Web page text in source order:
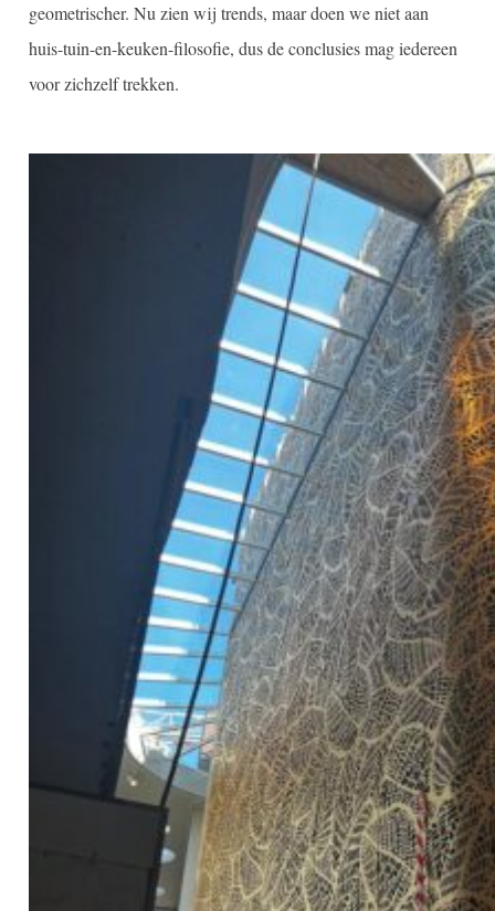
geometrischer. Nu zien wij trends, maar doen we niet aan
huis-tuin-en-keuken-filosofie, dus de conclusies mag iedereen
voor zichzelf trekken.